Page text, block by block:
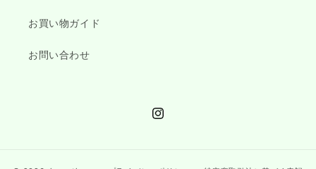
お買い物ガイド
お問い合わせ
Instagram